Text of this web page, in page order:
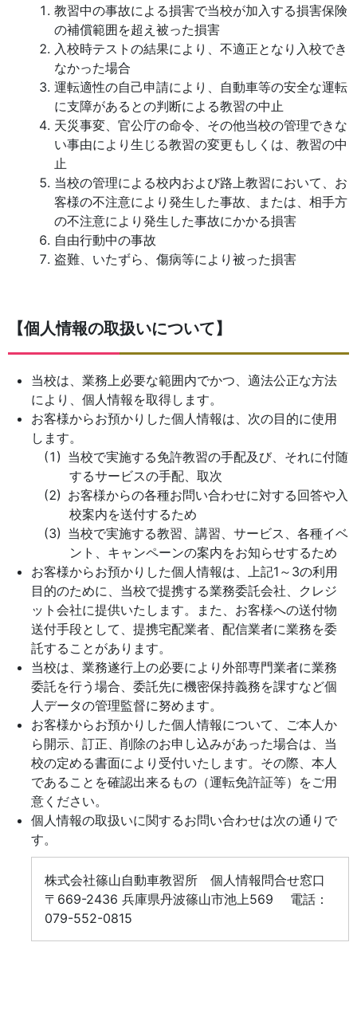
教習中の事故による損害で当校が加入する損害保険
の補償範囲を超え被った損害
入校時テストの結果により、不適正となり入校でき
なかった場合
運転適性の自己申請により、自動車等の安全な運転
に支障があるとの判断による教習の中止
天災事変、官公庁の命令、その他当校の管理できな
い事由により生じる教習の変更もしくは、教習の中
止
当校の管理による校内および路上教習において、お
客様の不注意により発生した事故、または、相手方
の不注意により発生した事故にかかる損害
自由行動中の事故
盗難、いたずら、傷病等により被った損害
【個人情報の取扱いについて】
当校は、業務上必要な範囲内でかつ、適法公正な方法
により、個人情報を取得します。
お客様からお預かりした個人情報は、次の目的に使用
します。
当校で実施する免許教習の手配及び、それに付随
するサービスの手配、取次
お客様からの各種お問い合わせに対する回答や入
校案内を送付するため
当校で実施する教習、講習、サービス、各種イベ
ント、キャンペーンの案内をお知らせするため
お客様からお預かりした個人情報は、上記1～3の利用
目的のために、当校で提携する業務委託会社、クレジ
ット会社に提供いたします。また、お客様への送付物
送付手段として、提携宅配業者、配信業者に業務を委
託することがあります。
当校は、業務遂行上の必要により外部専門業者に業務
委託を行う場合、委託先に機密保持義務を課すなど個
人データの管理監督に努めます。
お客様からお預かりした個人情報について、ご本人か
ら開示、訂正、削除のお申し込みがあった場合は、当
校の定める書面により受付いたします。その際、本人
であることを確認出来るもの（運転免許証等）をご用
意ください。
個人情報の取扱いに関するお問い合わせは次の通りで
す。
株式会社篠山自動車教習所 個人情報問合せ窓口
〒669-2436 兵庫県丹波篠山市池上569 電話：
079-552-0815